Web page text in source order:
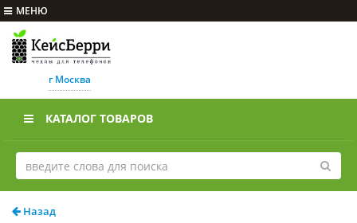
МЕНЮ
г Москва
КАТАЛОГ ТОВАРОВ
Назад